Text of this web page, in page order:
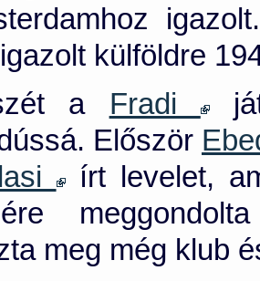
külföldre
a Fradi
Először
írt levelet,
meg még klub